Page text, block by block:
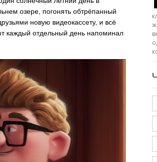
озере, погонять обтрёпанный
новую видеокассету, и всё
каждый отдельный день напоминал